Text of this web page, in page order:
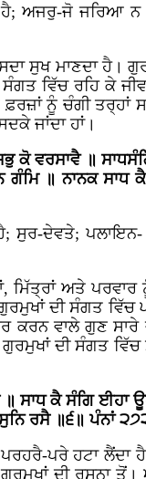
ਅਜਰੁ-ਜੋ ਜਰਿਆ ਨ
ਸੁਖ ਮਾਣਦਾ ਹੈ।
ਸੰਗਤ ਵਿੱਚ ਰਹਿ ਕੇ
ਫ਼ਰਜ਼ਾਂ ਨੂੰ ਚੰਗੀ
ਜਾਂਦਾ ਹਾਂ।
ਕੋ ਵਰਸਾਵੈ ॥
ਗੰਮਿ ॥ ਨਾਨਕ ਸਾਧ
ਸੁਰ-ਦੇਵਤੇ;
ਅਤੇ ਪਰਵਾਰ
ਦੀ ਸੰਗਤ ਵਿੱਚ
ਵਾਲੇ ਗੁਣ ਸਾਰੇ
ਦੀ ਸੰਗਤ ਵਿੱਚ
ਸਾਧ ਕੈ ਸੰਗਿ ਈਹਾ
ਰਸੈ ॥੬॥ ਪੰਨਾਂ
ਪਰੇ ਹਟਾ ਲੈਂਦਾ
ਗੁਰਮੁਖਾਂ ਦੀ ਰਸਨਾ